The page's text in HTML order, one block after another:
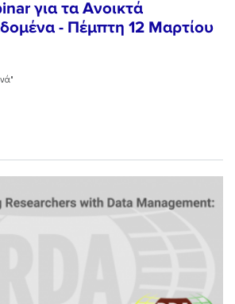
για τα Ανοικτά
- Πέμπτη 12 Μαρτίου